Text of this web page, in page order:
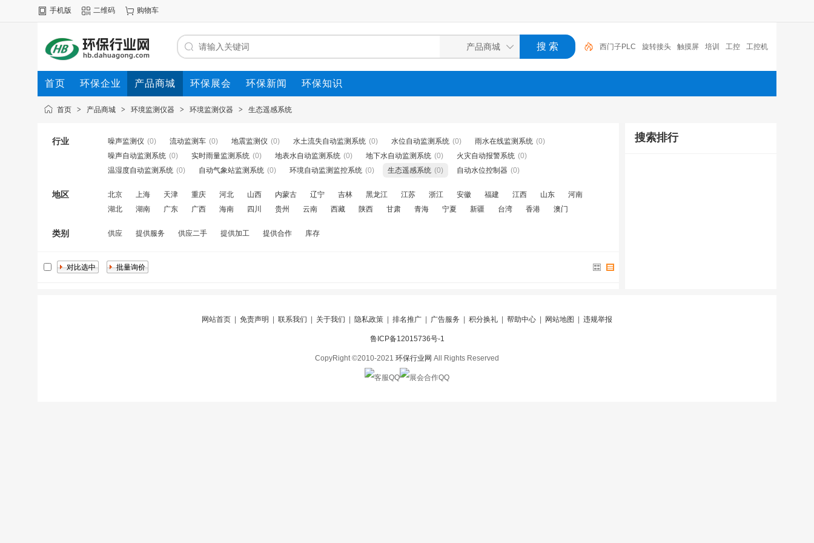
手机版 二维码 购物车
西门子PLC 旋转接头 触摸屏 培训 工控 工控机
变送器 球阀 plc 阀门
首页 环保企业 产品商城 环保展会 环保新闻 环保知识
首页 > 产品商城 > 环境监测仪器 > 环境监测仪器 > 生态遥感系统
行业 噪声监测仪 (0) 流动监测车 (0) 地震监测仪 (0) 水土流失自动监测系统 (0) 水位自动监测系统 (0) 雨水在线监测系统 (0)
噪声自动监测系统 (0) 实时雨量监测系统 (0) 地表水自动监测系统 (0) 地下水自动监测系统 (0) 火灾自动报警系统 (0)
温湿度自动监测系统 (0) 自动气象站监测系统 (0) 环境自动监测监控系统 (0) 生态遥感系统 (0) 自动水位控制器 (0)
地区 北京 上海 天津 重庆 河北 山西 内蒙古 辽宁 吉林 黑龙江 江苏 浙江 安徽 福建 江西 山东
河南
湖北
湖南 广东 广西 海南 四川 贵州 云南 西藏 陕西 甘肃 青海 宁夏 新疆 台湾 香港 澳门
类别 供应 提供服务 供应二手 提供加工 提供合作 库存
搜索排行
网站首页 免责声明 联系我们 关于我们 隐私政策 排名推广 广告服务 积分换礼 帮助中心 网站地图 违规举报
鲁ICP备12015736号-1
CopyRight ©2010-2021 环保行业网 All Rights Reserved